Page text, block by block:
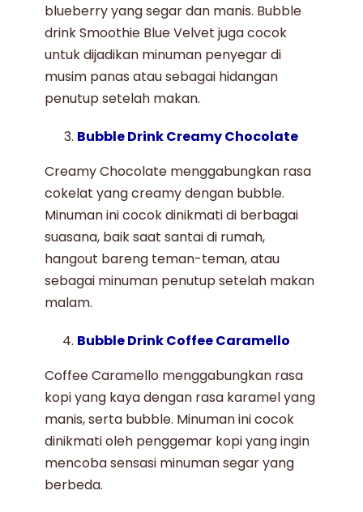
blueberry yang segar dan manis. Bubble
drink Smoothie Blue Velvet juga cocok
untuk dijadikan minuman penyegar di
musim panas atau sebagai hidangan
penutup setelah makan.
Bubble Drink Creamy Chocolate
Creamy Chocolate menggabungkan rasa
cokelat yang creamy dengan bubble.
Minuman ini cocok dinikmati di berbagai
suasana, baik saat santai di rumah,
hangout bareng teman-teman, atau
sebagai minuman penutup setelah makan
malam.
Bubble Drink Coffee Caramello
Coffee Caramello menggabungkan rasa
kopi yang kaya dengan rasa karamel yang
manis, serta bubble. Minuman ini cocok
dinikmati oleh penggemar kopi yang ingin
mencoba sensasi minuman segar yang
berbeda.